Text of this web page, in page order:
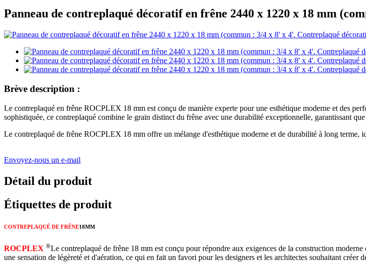
Panneau de contreplaqué décoratif en frêne 2440 x 1220 x 18 mm
Brève description :
Le contreplaqué en frêne ROCPLEX 18 mm est conçu de manière experte pour une esthétique moderne et des
sophistiquée, ce contreplaqué combine le grain distinct du frêne avec une durabilité exceptionnelle, garantissant
Le contreplaqué de frêne ROCPLEX 18 mm offre un mélange d'esthétique moderne et de durabilité à long terme,
Envoyez-nous un e-mail
Détail du produit
Étiquettes de produit
CONTREPLAQUÉ DE FRÊNE18MM
ROCPLEX ®Le contreplaqué de frêne 18 mm est conçu pour répondre aux exigences de la construction
une sensation de légèreté et d'aération, ce qui en fait un favori pour les designers et les architectes souhaitant créer